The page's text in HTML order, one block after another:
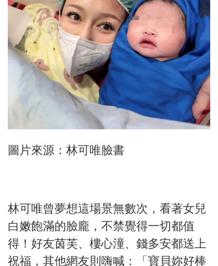
圖片來源：林可唯臉書
林可唯曾夢想這場景無數次，看著女兒
白嫩飽滿的臉龐，不禁覺得一切都值
得！好友茵芙、樓心潼、錢多安都送上
祝福，其他網友則嗨喊：「寶貝妳好棒